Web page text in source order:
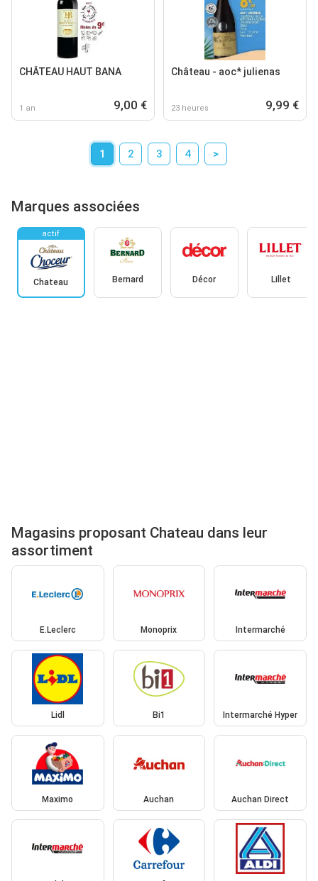
CHÂTEAU HAUT BANA
1 an 9,00 €
Château - aoc* julienas
23 heures 9,99 €
1 2 3 4 >
Marques associées
actif
Chateau Bernard Décor Lillet
Magasins proposant Chateau dans leur
assortiment
E.Leclerc Monoprix Intermarché
Lidl Bi1 Intermarché Hyper
Maximo Auchan Auchan Direct